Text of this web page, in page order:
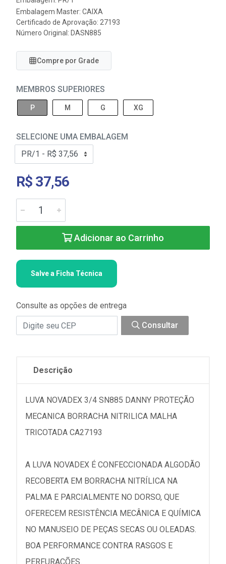
Embalagem Master: CAIXA
Certificado de Aprovação: 27193
Número Original: DASN885
Compre por Grade
MEMBROS SUPERIORES
P M G XG
SELECIONE UMA EMBALAGEM
R$ 37,56
Adicionar ao Carrinho
Salve a Ficha Técnica
Consulte as opções de entrega
Consultar
Descrição
LUVA NOVADEX 3/4 SN885 DANNY PROTEÇÃO
MECANICA BORRACHA NITRILICA MALHA
TRICOTADA CA27193
A LUVA NOVADEX É CONFECCIONADA ALGODÃO
RECOBERTA EM BORRACHA NITRÍLICA NA
PALMA E PARCIALMENTE NO DORSO, QUE
OFERECEM RESISTÊNCIA MECÂNICA E QUÍMICA
NO MANUSEIO DE PEÇAS SECAS OU OLEADAS.
BOA PERFORMANCE CONTRA RASGOS E
PERFURAÇÕES.